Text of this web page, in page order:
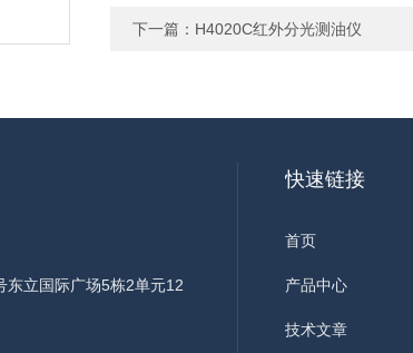
下一篇： H4020C红外分光测油仪
东立国际广场5栋2单元12
快速链接
首页
产品中心
技术文章